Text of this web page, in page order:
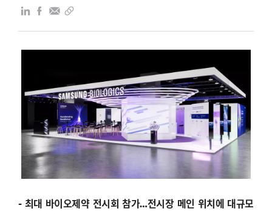
- 최대 바이오제약 전시회 참가…전시장 메인 위치에 대규모